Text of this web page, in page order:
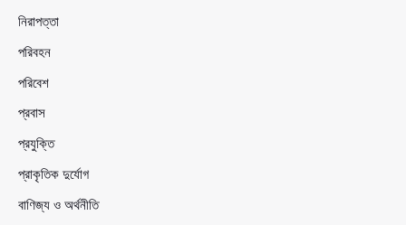
নিরাপত্তা
পরিবহন
পরিবেশ
প্রবাস
প্রযুক্তি
প্রাকৃতিক দুর্যোগ
বাণিজ্য ও অর্থনীতি